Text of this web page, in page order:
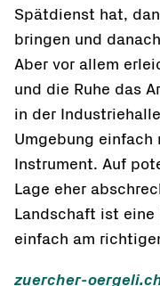
Spätdienst hat,
bringen und
Aber vor allem
und die Ruhe das
in der
Umgebung
Instrument. Auf
Lage eher
Landschaft ist
einfach am
zuercher-